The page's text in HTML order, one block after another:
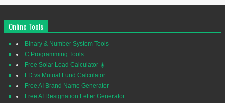
Online Tools
Binary & Number System Tools
C Programming Tools
Free Solar Load Calculator ☀️
FD vs Mutual Fund Calculator
Free AI Brand Name Generator
Free AI Resignation Letter Generator